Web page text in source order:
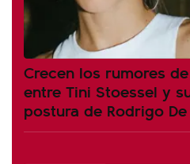
Crecen los rumores
entre Tini Stoessel y
postura de Rodrigo De